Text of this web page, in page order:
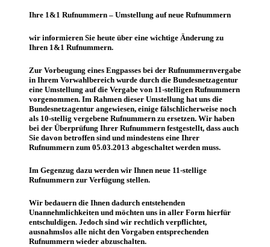
Ihre 1&1 Rufnummern – Umstellung auf neue Rufnummern
wir informieren Sie heute über eine wichtige Änderung zu
Ihren 1&1 Rufnummern.
Zur Vorbeugung eines Engpasses bei der Rufnummernvergabe
in Ihrem Vorwahlbereich wurde durch die Bundesnetzagentur
eine Umstellung auf die Vergabe von 11-stelligen Rufnummern
vorgenommen. Im Rahmen dieser Umstellung hat uns die
Bundesnetzagentur angewiesen, einige fälschlicherweise noch
als 10-stellig vergebene Rufnummern zu ersetzen. Wir haben
bei der Überprüfung Ihrer Rufnummern festgestellt, dass auch
Sie davon betroffen sind und mindestens eine Ihrer
Rufnummern zum 05.03.2013 abgeschaltet werden muss.
Im Gegenzug dazu werden wir Ihnen neue 11-stellige
Rufnummern zur Verfügung stellen.
Wir bedauern die Ihnen dadurch entstehenden
Unannehmlichkeiten und möchten uns in aller Form hierfür
entschuldigen. Jedoch sind wir rechtlich verpflichtet,
ausnahmslos alle nicht den Vorgaben entsprechenden
Rufnummern wieder abzuschalten.